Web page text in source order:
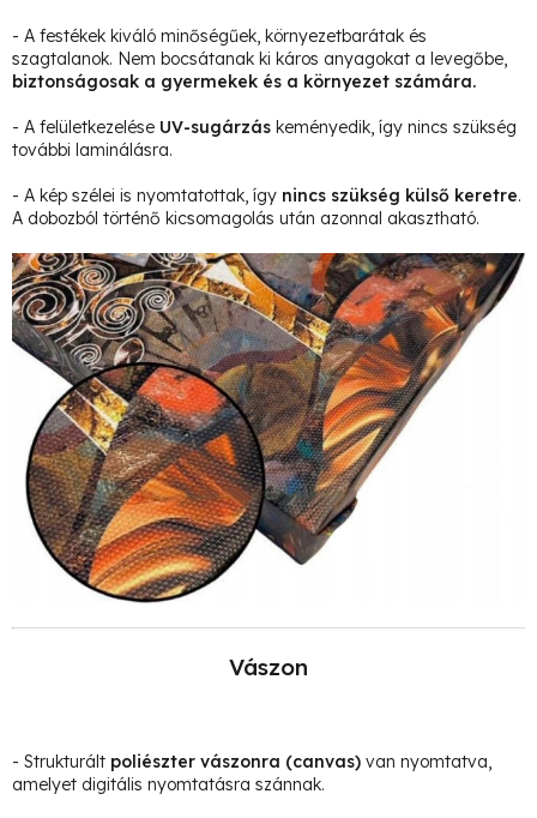
- A festékek kiváló minőségűek, környezetbarátak és
szagtalanok. Nem bocsátanak ki káros anyagokat a levegőbe,
biztonságosak a gyermekek és a környezet számára.
- A felületkezelése UV-sugárzás keményedik, így nincs szükség
további laminálásra.
- A kép szélei is nyomtatottak, így nincs szükség külső keretre.
A dobozból történő kicsomagolás után azonnal akasztható.
Vászon
- Strukturált poliészter vászonra (canvas) van nyomtatva,
amelyet digitális nyomtatásra szánnak.